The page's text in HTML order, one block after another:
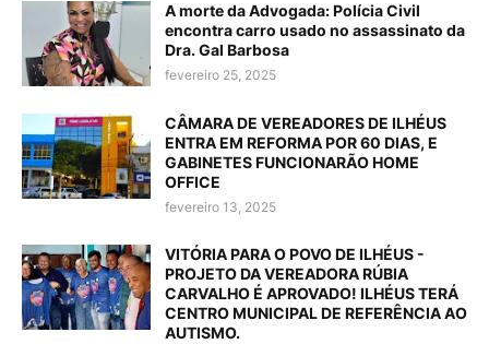
A morte da Advogada: Polícia Civil
encontra carro usado no assassinato da
Dra. Gal Barbosa
fevereiro 25, 2025
CÂMARA DE VEREADORES DE ILHÉUS
ENTRA EM REFORMA POR 60 DIAS, E
GABINETES FUNCIONARÃO HOME
OFFICE
fevereiro 13, 2025
VITÓRIA PARA O POVO DE ILHÉUS -
PROJETO DA VEREADORA RÚBIA
CARVALHO É APROVADO! ILHÉUS TERÁ
CENTRO MUNICIPAL DE REFERÊNCIA AO
AUTISMO.